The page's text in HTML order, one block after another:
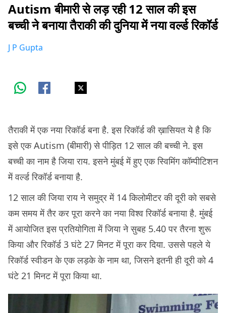
Autism बीमारी से लड़ रही 12 साल की इस
बच्ची ने बनाया तैराकी की दुनिया में नया वर्ल्ड रिकॉर्ड
J P Gupta
तैराकी में एक नया रिकॉर्ड बना है. इस रिकॉर्ड की ख़ासियत ये है कि
इसे एक Autism (बीमारी) से पीड़ित 12 साल की बच्ची ने. इस
बच्ची का नाम है जिया राय. इसने मुंबई में हुए एक स्विमिंग कॉम्पीटिशन
में वर्ल्ड रिकॉर्ड बनाया है.
12 साल की जिया राय ने समुद्र में 14 किलोमीटर की दूरी को सबसे
कम समय में तैर कर पूरा करने का नया विश्व रिकॉर्ड बनाया है. मुंबई
में आयोजित इस प्रतियोगिता में जिया ने सुबह 5.40 पर तैरना शुरू
किया और रिकॉर्ड 3 घंटे 27 मिनट में पूरा कर दिया. उससे पहले ये
रिकॉर्ड स्वीडन के एक लड़के के नाम था, जिसने इतनी ही दूरी को 4
घंटे 21 मिनट में पूरा किया था.